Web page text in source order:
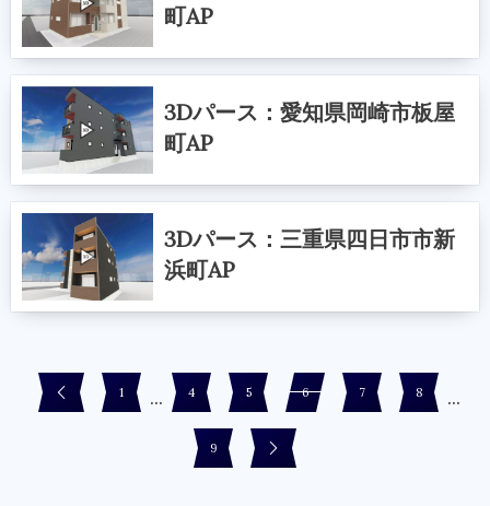
町AP
3Dパース：愛知県岡崎市板屋
町AP
3Dパース：三重県四日市市新
浜町AP
1 ... 4 5 6 7 8 ...
9